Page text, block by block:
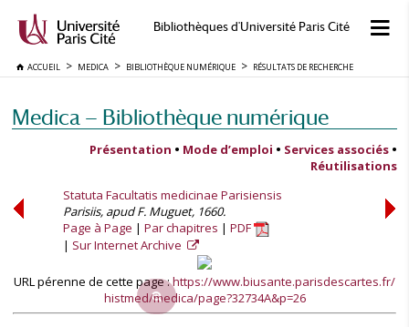
Bibliothèques d'Université Paris Cité
ACCUEIL MEDICA BIBLIOTHÈQUE NUMÉRIQUE RÉSULTATS DE RECHERCHE
Medica — Bibliothèque numérique
Présentation • Mode d’emploi • Services associés •
Réutilisations
Statuta Facultatis medicinae Parisiensis
Parisiis, apud F. Muguet, 1660.
Page à Page
Par chapitres
PDF
Sur Internet Archive
URL pérenne de cette page :https://www.biusante.parisdescartes.fr/
histmed/medica/page?32734A&p=26